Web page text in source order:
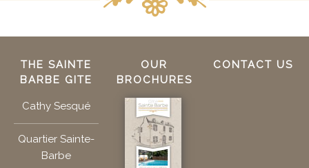
THE SAINTE
BARBE GITE
Cathy Sesqué
Quartier Sainte-
Barbe
OUR
BROCHURES
CONTACT US